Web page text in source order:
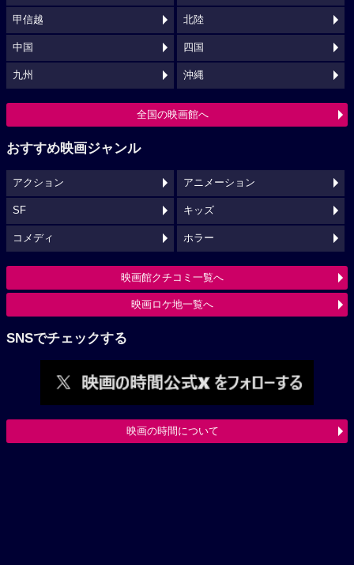
甲信越 北陸
中国 四国
九州 沖縄
全国の映画館へ
おすすめ映画ジャンル
アクション アニメーション
SF キッズ
コメディ ホラー
映画館クチコミ一覧へ
映画ロケ地一覧へ
SNSでチェックする
映画の時間について